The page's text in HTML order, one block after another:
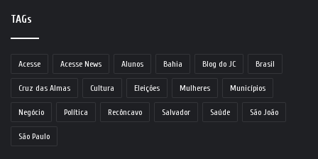
TAGs
Acesse Acesse News Alunos Bahia Blog do JC Brasil
Cruz das Almas Cultura Eleições Mulheres Municípios
Negócio Política Recôncavo Salvador Saúde São João
São Paulo